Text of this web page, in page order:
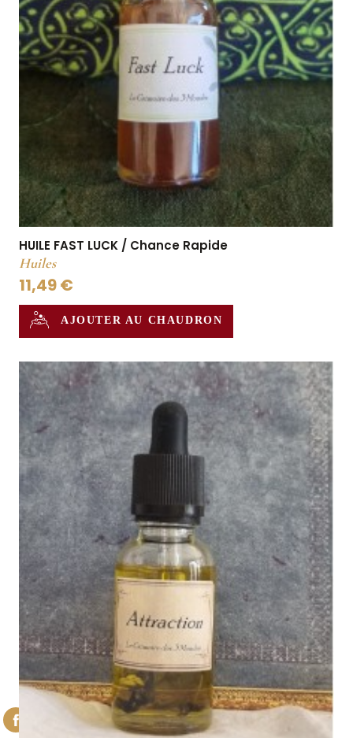
HUILE FAST LUCK / Chance Rapide
Huiles
11,49 €
AJOUTER AU CHAUDRON